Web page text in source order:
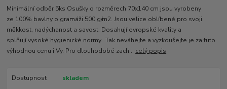
Minimální odběr 5ks Osušky o rozměrech 70x140 cm jsou vyrobeny
ze 100% bavlny o gramáži 500 g/m2. Jsou velice oblíbené pro svoji
měkkost, nadýchanost a savost. Dosahují evropské kvality a
splňují vysoké hygienické normy. Tak neváhejte a vyzkoušejte je za tuto
výhodnou cenu i Vy. Pro dlouhodobé zach... celý popis
Dostupnost skladem